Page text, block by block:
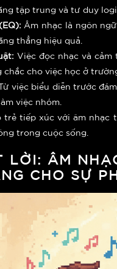
tập trung và tư duy
Âm nhạc là ngôn
thẳng hiệu quả.
Việc đọc nhạc và
cho việc học ở
việc biểu diễn trước
việc nhóm.
trẻ tiếp xúc với âm nhạc
trong cuộc sống.
LỜI: ÂM
CHO SỰ